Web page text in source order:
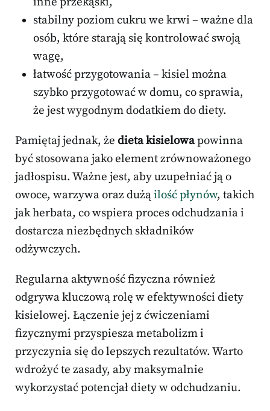
stabilny poziom cukru we krwi – ważne dla
osób, które starają się kontrolować swoją
wagę,
łatwość przygotowania – kisiel można
szybko przygotować w domu, co sprawia,
że jest wygodnym dodatkiem do diety.
Pamiętaj jednak, że dieta kisielowapowinna
być stosowana jako element zrównoważonego
jadłospisu. Ważne jest, aby uzupełniać ją o
owoce, warzywa oraz dużąilość płynów, takich
jak herbata, co wspiera proces odchudzania i
dostarcza niezbędnych składników
odżywczych.
Regularna aktywność fizyczna również
odgrywa kluczową rolę w efektywności diety
kisielowej. Łączenie jej z ćwiczeniami
fizycznymi przyspiesza metabolizm i
przyczynia się do lepszych rezultatów. Warto
wdrożyć te zasady, aby maksymalnie
wykorzystać potencjał diety w odchudzaniu.